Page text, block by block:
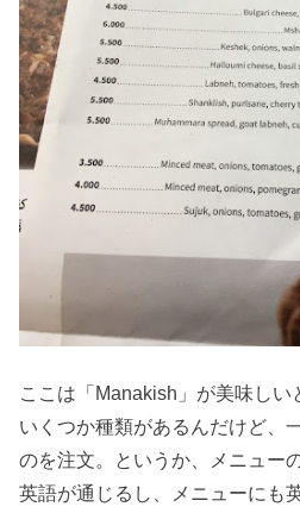
ここは「Manakish」が美味しい
いくつか種類があるんだけど、
のを注文。というか、メニュー
英語が通じるし、メニューにも